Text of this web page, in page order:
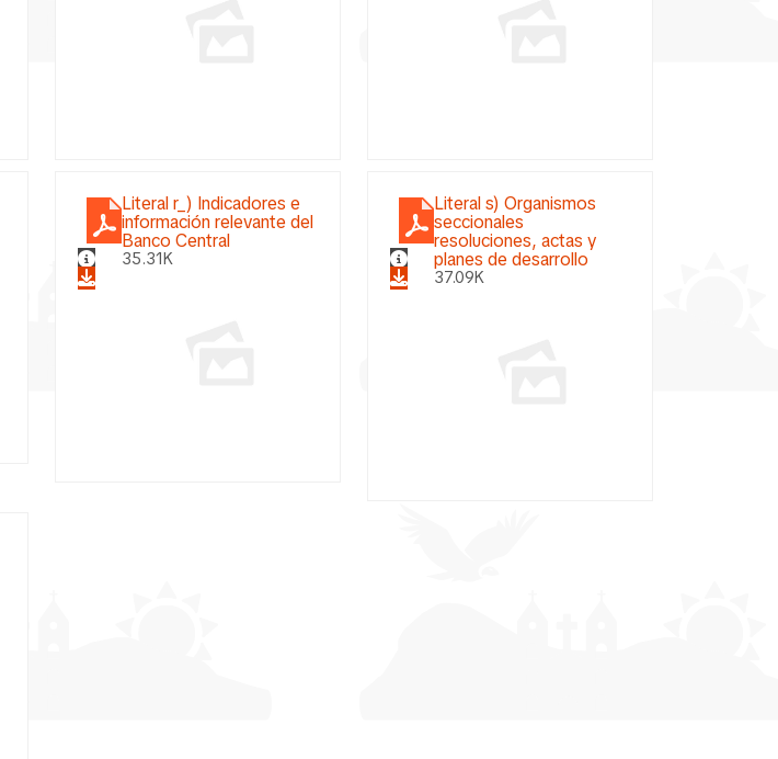
Literal r_) Indicadores e
información relevante del
Banco Central
35.31K
Literal s) Organismos
seccionales
resoluciones, actas y
planes de desarrollo
37.09K